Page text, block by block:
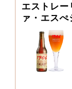
エストレー
ァ・エスぺ